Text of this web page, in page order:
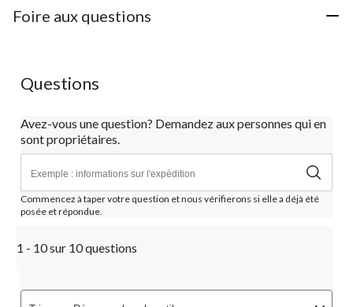
Foire aux questions
Questions
Avez-vous une question? Demandez aux personnes qui en
sont propriétaires.
Commencez à taper votre question et nous vérifierons si elle a déjà été
posée et répondue.
1 - 10 sur 10 questions